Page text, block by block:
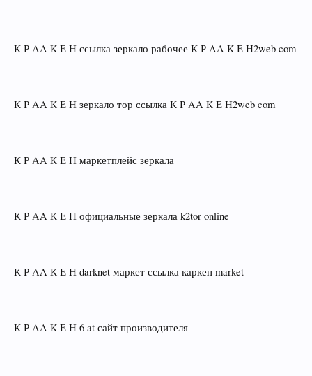
К Р AA К Е Н ссылка зеркало рабочее К Р AA К Е Н2web com
К Р AA К Е Н зеркало тор ссылка К Р AA К Е Н2web com
К Р AA К Е Н маркетплейс зеркала
К Р AA К Е Н официальные зеркала k2tor online
К Р AA К Е Н darknet маркет ссылка каркен market
К Р AA К Е Н 6 at сайт производителя